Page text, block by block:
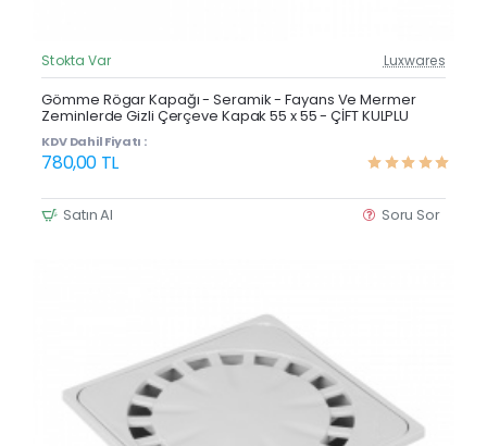
Güncel Fiyat
Çok Satan
Stokta Var Luxwares
Gömme Rögar Kapağı - Seramik - Fayans Ve Mermer
Zeminlerde Gizli Çerçeve Kapak 55 x 55 - ÇİFT KULPLU
KDV Dahil Fiyatı :
780,00 TL
Satın Al Soru Sor